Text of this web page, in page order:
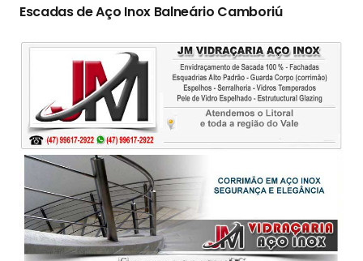
Escadas de Aço Inox Balneário Camboriú